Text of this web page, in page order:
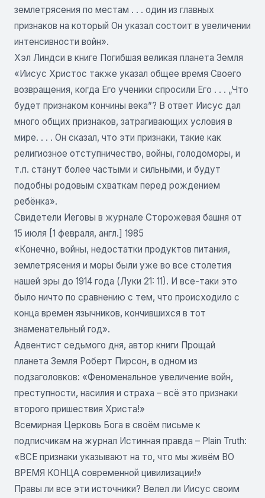
землетрясения по местам . . . один из главных
признаков на который Он указал состоит в увеличении
интенсивности войн».
Хэл Линдси в книге Погибшая великая планета Земля
«Иисус Христос также указал общее время Своего
возвращения, когда Его ученики спросили Его . . . „Что
будет признаком кончины века”? В ответ Иисус дал
много общих признаков, затрагивающих условия в
мире. . . . Он сказал, что эти признаки, такие как
религиозное отступничество, войны, голодоморы, и
т.п. станут более частыми и сильными, и будут
подобны родовым схваткам перед рождением
ребёнка».
Свидетели Иеговы в журнале Сторожевая башня от
15 июля [1 февраля, англ.] 1985
«Конечно, войны, недостатки продуктов питания,
землетрясения и моры были уже во все столетия
нашей эры до 1914 года (Луки 21: 11). И все-таки это
было ничто по сравнению с тем, что происходило с
конца времен язычников, кончившихся в тот
знаменательный год».
Адвентист седьмого дня, автор книги Прощай
планета Земля Роберт Пирсон, в одном из
подзаголовков: «Феноменальное увеличение войн,
преступности, насилия и страха – всё это признаки
второго пришествия Христа!»
Всемирная Церковь Бога в своём письме к
подписчикам на журнал Истинная правда – Plain Truth:
«ВСЕ признаки указывают на то, что мы живём ВО
ВРЕМЯ КОНЦА современной цивилизации!»
Правы ли все эти источники? Велел ли Иисус своим